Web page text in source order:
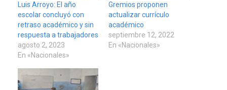
Luis Arroyo: El año
escolar concluyó con
retraso académico y sin
respuesta a trabajadores
agosto 2, 2023
En «Nacionales»
Gremios proponen
actualizar currículo
académico
septiembre 12, 2022
En «Nacionales»